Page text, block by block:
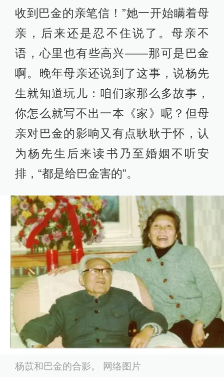
收到巴金的亲笔信！”她一开始瞒着母
亲，后来还是忍不住说了。母亲不
语，心里也有些高兴——那可是巴金
啊。晚年母亲还说到了这事，说杨先
生就知道玩儿：咱们家那么多故事，
你怎么就写不出一本《家》呢？但母
亲对巴金的影响又有点耿耿于怀，认
为杨先生后来读书乃至婚姻不听安
排，“都是给巴金害的”。
杨苡和巴金的合影。 网络图片